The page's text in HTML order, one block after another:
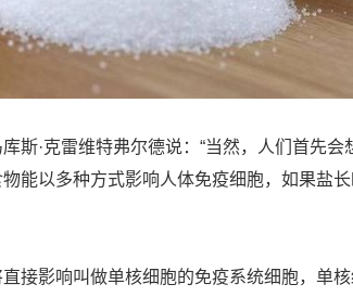
·克雷维特弗尔德说：“当然，人们首先会
能以多种方式影响人体免疫细胞，如果盐
影响叫做单核细胞的免疫系统细胞，单核